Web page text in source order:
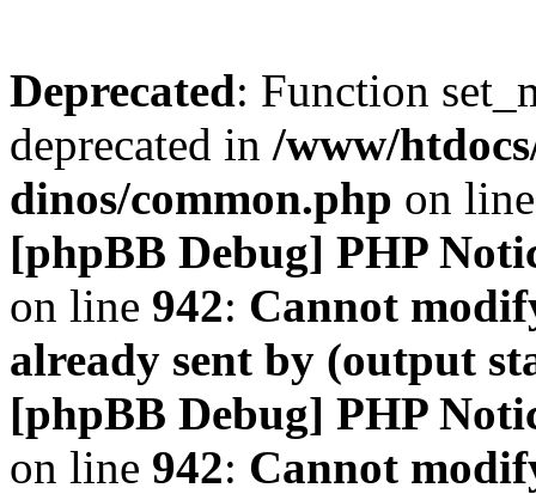
Deprecated: Function
deprecated in /www/
dinos/common.php on
[phpBB Debug] PHP
on line 942: Cannot
already sent by (output
[phpBB Debug] PHP
on line 942: Cannot